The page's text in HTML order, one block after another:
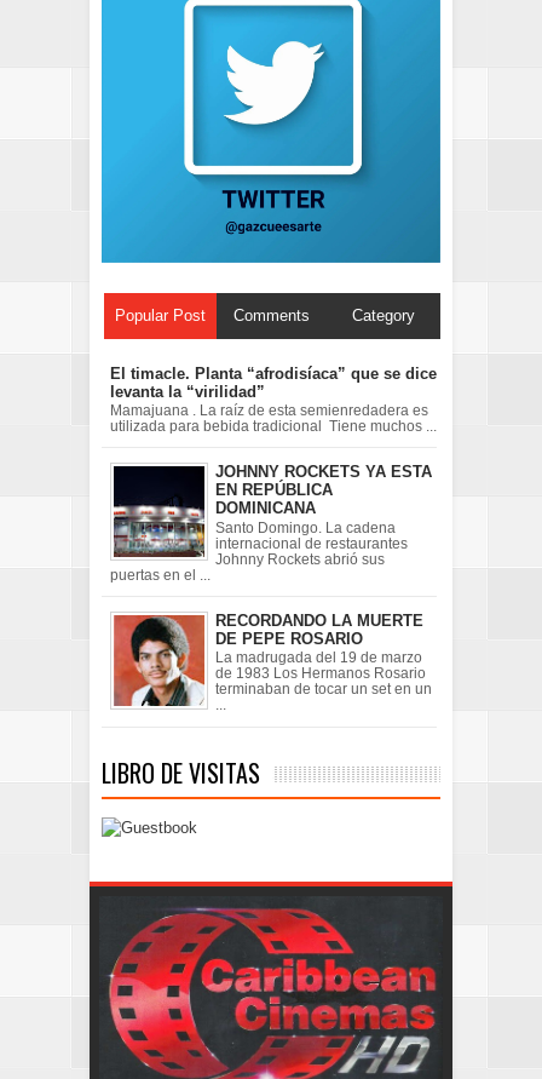
Popular Post Comments Category
El timacle. Planta “afrodisíaca” que se dice
levanta la “virilidad”
Mamajuana . La raíz de esta semienredadera es
utilizada para bebida tradicional Tiene muchos ...
JOHNNY ROCKETS YA ESTA
EN REPÚBLICA
DOMINICANA
Santo Domingo. La cadena
internacional de restaurantes
Johnny Rockets abrió sus
puertas en el ...
RECORDANDO LA MUERTE
DE PEPE ROSARIO
La madrugada del 19 de marzo
de 1983 Los Hermanos Rosario
terminaban de tocar un set en un
...
LIBRO DE VISITAS